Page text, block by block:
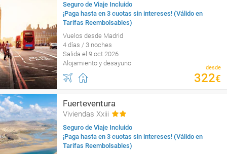
Seguro de Viaje Incluido
¡Paga hasta en 3 cuotas sin intereses! (Válido en
Tarifas Reembolsables)
Vuelos desde Madrid
4 días / 3 noches
Salida el 9 oct 2026
Alojamiento y desayuno
desde
322€
Fuerteventura
Viviendas Xxiii
Seguro de Viaje Incluido
¡Paga hasta en 3 cuotas sin intereses! (Válido en
Tarifas Reembolsables)